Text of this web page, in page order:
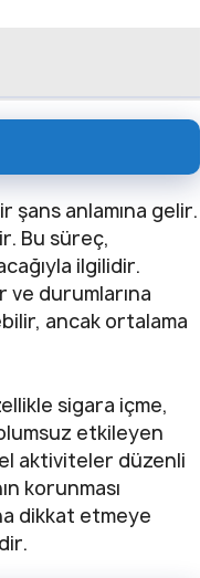
şans anlamına gelir.
Bu süreç,
ilgilidir.
ve durumlarına
ancak ortalama
sigara içme,
etkileyen
aktiviteler düzenli
korunması
dikkat etmeye